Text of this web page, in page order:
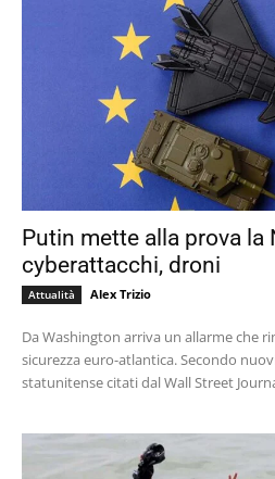
Putin mette alla prova la
cyberattacchi, droni
Attualità Alex Trizio
Da Washington arriva un allarme che
sicurezza euro-atlantica. Secondo
statunitense citati dal Wall Street